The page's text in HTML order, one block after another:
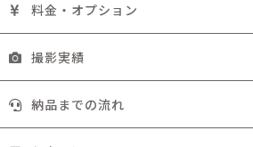
料金・オプション
撮影実績
納品までの流れ